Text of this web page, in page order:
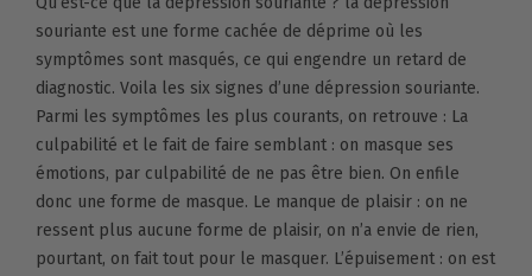
souriante est une forme cachée de déprime où les
symptômes sont masqués, ce qui engendre un retard de
diagnostic. Voila les six signes d’une dépression souriante.
Parmi les symptômes les plus courants, on retrouve : La
culpabilité et le fait de faire semblant : on masque ses
émotions, par culpabilité de ne pas être bien. On enfile
donc une forme de masque. Le manque de plaisir : on ne
ressent plus aucune forme de plaisir, on n’a envie de rien,
pourtant, on fait tout pour le masquer. L’épuisement : on est